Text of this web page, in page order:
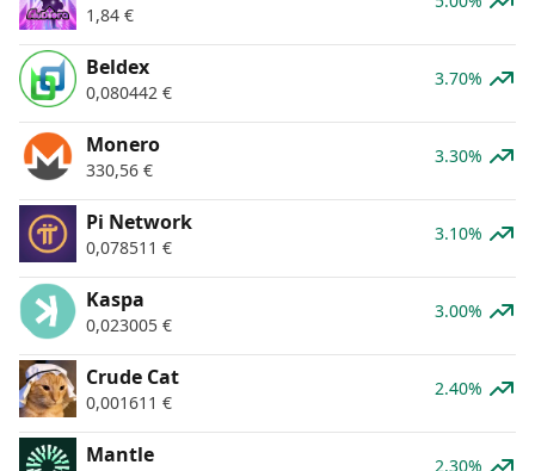
1,84 €
Beldex
0,080442 €
3.70%
Monero
330,56 €
3.30%
Pi Network
0,078511 €
3.10%
Kaspa
0,023005 €
3.00%
Crude Cat
0,001611 €
2.40%
Mantle 2.30%